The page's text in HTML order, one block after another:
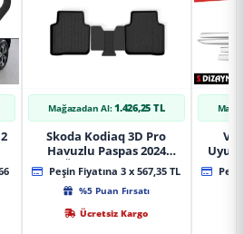
Mağazadan Al: 1.426,25 TL
Skoda Kodiaq 3D Pro
Havuzlu Paspas 2024
Üzeri A+ Kalite
Peşin Fiyatına 3 x 567,35 TL
%5 Puan Fırsatı
Ücretsiz Kargo
Yan